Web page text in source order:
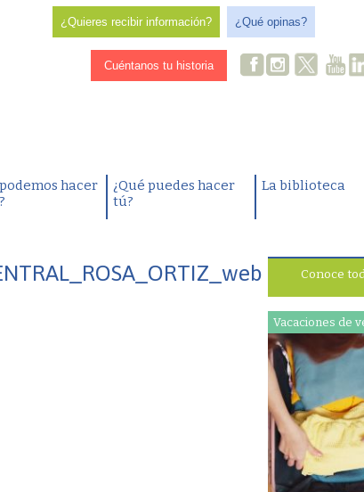
¿Quieres recibir información? ¿Qué opinas?
Cuéntanos tu historia .
hacer
¿Qué puedes hacer
tú?
La biblioteca
Conoce
Vacaciones de